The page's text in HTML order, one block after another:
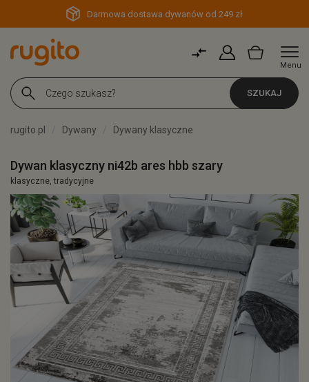
Darmowa dostawa dywanów od 249 zł
Menu
SZUKAJ
rugito.pl Dywany Dywany klasyczne
Dywan klasyczny ni42b ares hbb szary
klasyczne, tradycyjne